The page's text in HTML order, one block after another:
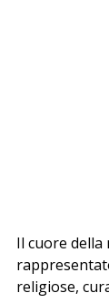
Il cuore della
religiose,